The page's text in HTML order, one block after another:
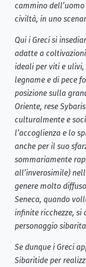
cammino
civiltà, in uno
Qui i Greci si
adatte a
ideali per viti e
legname e di pece
posizione sulla
Oriente, rese
culturalmente e
l’accoglienza e lo
anche per il suo
sommariamente
all’inverosimile)
genere molto
Seneca, quando
infinite ricchezze, si
personaggio
Se dunque i Greci
Sibaritide per